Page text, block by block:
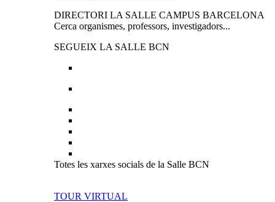
DIRECTORI LA SALLE CAMPUS BARCELONA
Cerca organismes, professors, investigadors...
SEGUEIX LA SALLE BCN
Totes les xarxes socials de la Salle BCN
TOUR VIRTUAL